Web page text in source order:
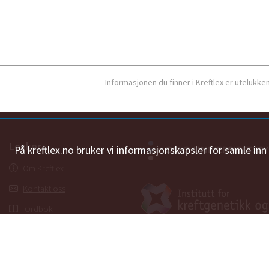
På kreftlex.no bruker vi informasjonskapsler for samle
Informasjonen du finner i Kreftlex er
Lenker